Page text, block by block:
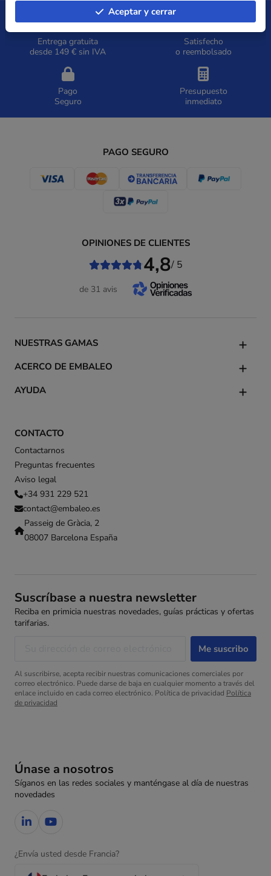
Entrega gratuita
desde 149 € sin IVA
Satisfecho
o reembolsado
Pago
Seguro
Presupuesto
inmediato
PAGO SEGURO
CONTACTO
Contactarnos
Preguntas frecuentes
Aviso legal
+34 931 229 521
contact@embaleo.es
Passeig de Gràcia, 2
08007 Barcelona España
NUESTRAS GAMAS
ACERCO DE EMBALEO
AYUDA
OPINIONES DE CLIENTES
4,8/ 5
de 31 avis
Únase a nosotros
Síganos en las redes sociales y manténgase al día de nuestras
novedades
¿Envía usted desde Francia?
Suscríbase a nuestra newsletter
Reciba en primicia nuestras novedades, guías prácticas y ofertas
tarifarias.
Al suscribirse, acepta recibir nuestras comunicaciones comerciales por
correo electrónico. Puede darse de baja en cualquier momento a través del
enlace incluido en cada correo electrónico. Política de privacidad Política
de privacidad
Aceptar y cerrar